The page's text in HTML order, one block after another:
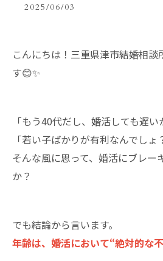
2025/06/03
こんにちは！三重県津市結婚相
す😊✨
「もう40代だし、婚活しても遅い
「若い子ばかりが有利なんでしょ
そんな風に思って、婚活にブレー
か？
でも結論から言います。
年齢は、婚活において“絶対的な